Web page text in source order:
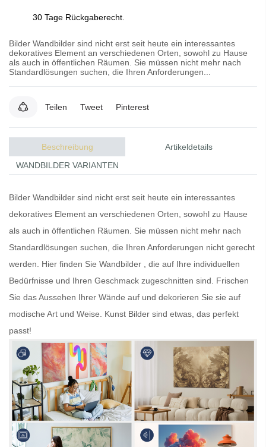
30 Tage Rückgaberecht.
Bilder Wandbilder sind nicht erst seit heute ein interessantes
dekoratives Element an verschiedenen Orten, sowohl zu Hause
als auch in öffentlichen Räumen. Sie müssen nicht mehr nach
Standardlösungen suchen, die Ihren Anforderungen...
Teilen Tweet Pinterest
Beschreibung
Artikeldetails
WANDBILDER VARIANTEN
Bilder Wandbilder sind nicht erst seit heute ein interessantes
dekoratives Element an verschiedenen Orten, sowohl zu Hause
als auch in öffentlichen Räumen. Sie müssen nicht mehr nach
Standardlösungen suchen, die Ihren Anforderungen nicht gerecht
werden. Hier finden Sie Wandbilder , die auf Ihre individuellen
Bedürfnisse und Ihren Geschmack zugeschnitten sind. Frischen
Sie das Aussehen Ihrer Wände auf und dekorieren Sie sie auf
modische Art und Weise. Kunst Bilder sind etwas, das perfekt
passt!